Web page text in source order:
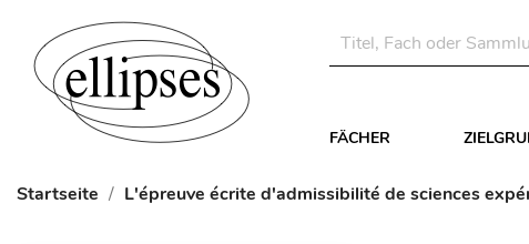
FÄCHER
Startseite L'épreuve écrite d'admissibilité de sciences